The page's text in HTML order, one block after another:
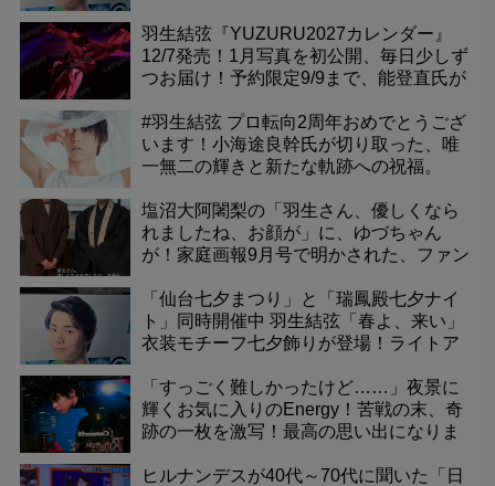
羽生結弦『YUZURU2027カレンダー』
12/7発売！1月写真を初公開、毎日少しず
つお届け！予約限定9/9まで、能登直氏が
#羽生結弦 プロ転向2周年おめでとうござ
います！小海途良幹氏が切り取った、唯
一無二の輝きと新たな軌跡への祝福。
塩沼大阿闍梨の「羽生さん、優しくなら
れましたね、お顔が」に、ゆづちゃん
が！家庭画報9月号で明かされた、ファン
「仙台七夕まつり」と「瑞鳳殿七夕ナイ
ト」同時開催中 羽生結弦「春よ、来い」
衣装モチーフ七夕飾りが登場！ライトア
「すっごく難しかったけど……」夜景に
輝くお気に入りのEnergy！苦戦の末、奇
跡の一枚を激写！最高の思い出になりま
ヒルナンデスが40代～70代に聞いた「日